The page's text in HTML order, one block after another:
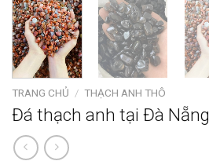
TRANG CHỦ / THẠCH ANH THÔ
Đá thạch anh tại Đà Nẵng